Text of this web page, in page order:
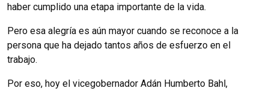
haber cumplido una etapa importante de la vida.
Pero esa alegría es aún mayor cuando se reconoce a la
persona que ha dejado tantos años de esfuerzo en el
trabajo.
Por eso, hoy el vicegobernador Adán Humberto Bahl,